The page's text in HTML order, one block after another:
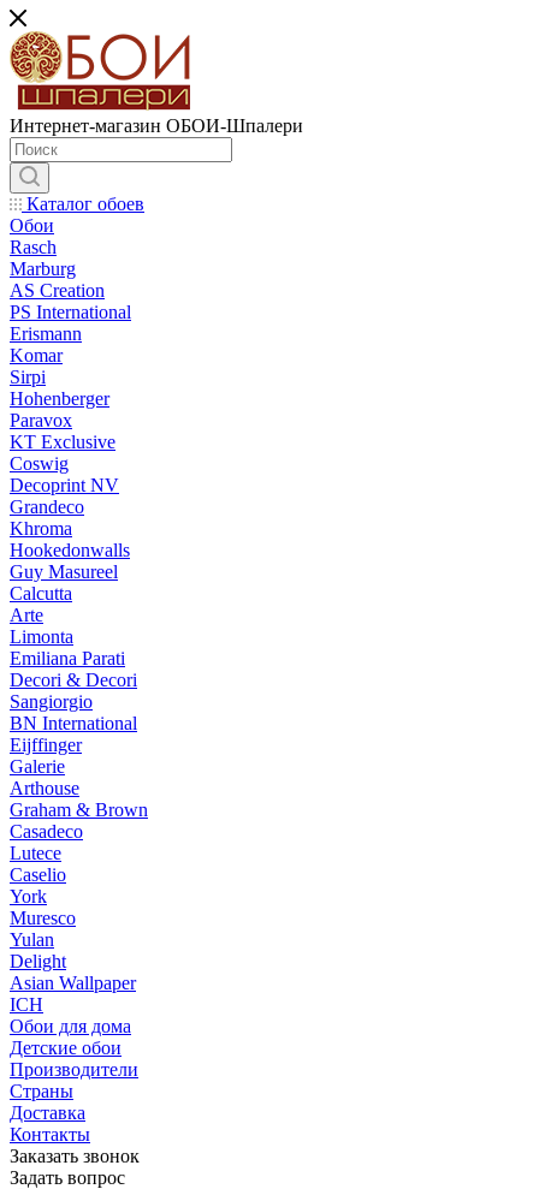
Интернет-магазин ОБОИ-Шпалери
Каталог обоев
Обои
Rasch
Marburg
AS Creation
PS International
Erismann
Komar
Sirpi
Hohenberger
Paravox
KT Exclusive
Coswig
Decoprint NV
Grandeco
Khroma
Hookedonwalls
Guy Masureel
Calcutta
Arte
Limonta
Emiliana Parati
Decori & Decori
Sangiorgio
BN International
Eijffinger
Galerie
Arthouse
Graham & Brown
Casadeco
Lutece
Caselio
York
Muresco
Yulan
Delight
Asian Wallpaper
ICH
Обои для дома
Детские обои
Производители
Страны
Доставка
Контакты
Заказать звонок
Задать вопрос